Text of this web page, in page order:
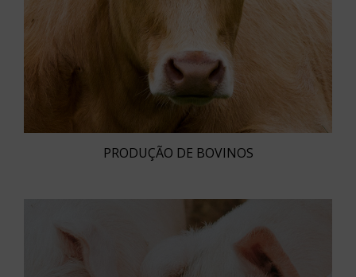
PRODUÇÃO DE BOVINOS